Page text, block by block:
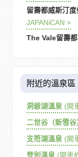
留壽都威斯汀度
JAPANiCAN >
The Vale留壽都
附近的溫泉區
洞爺湖溫泉 (開
二世谷（新雪谷
支笏湖溫泉 (開
登別溫泉 (開車